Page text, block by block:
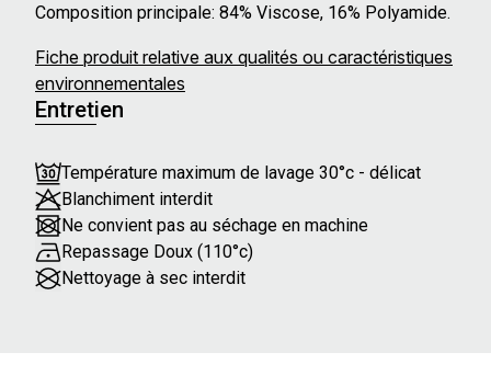
Composition principale: 84% Viscose, 16% Polyamide.
Fiche produit relative aux qualités ou caractéristiques
environnementales
Entretien
Température maximum de lavage 30°c - délicat
Blanchiment interdit
Ne convient pas au séchage en machine
Repassage Doux (110°c)
Nettoyage à sec interdit